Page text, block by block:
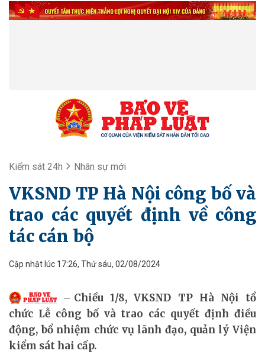
Kiểm sát 24h Nhân sự mới
VKSND TP Hà Nội công bố và
trao các quyết định về công
tác cán bộ
Cập nhật lúc 17:26, Thứ sáu, 02/08/2024
Chiều 1/8, VKSND TP Hà Nội tổ
chức Lễ công bố và trao các quyết định điều
động, bổ nhiệm chức vụ lãnh đạo, quản lý Viện
kiểm sát hai cấp.